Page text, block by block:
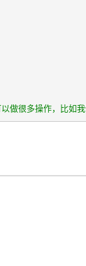
多操作，比如